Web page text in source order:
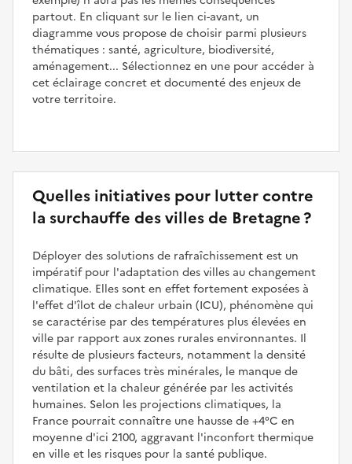
partout. En cliquant sur le lien ci-avant, un
diagramme vous propose de choisir parmi plusieurs
thématiques : santé, agriculture, biodiversité,
aménagement... Sélectionnez en une pour accéder à
cet éclairage concret et documenté des enjeux de
votre territoire.
Quelles initiatives pour lutter contre
la surchauffe des villes de Bretagne ?
Déployer des solutions de rafraîchissement est un
impératif pour l'adaptation des villes au changement
climatique. Elles sont en effet fortement exposées à
l'effet d'îlot de chaleur urbain (ICU), phénomène qui
se caractérise par des températures plus élevées en
ville par rapport aux zones rurales environnantes. Il
résulte de plusieurs facteurs, notamment la densité
du bâti, des surfaces très minérales, le manque de
ventilation et la chaleur générée par les activités
humaines. Selon les projections climatiques, la
France pourrait connaître une hausse de +4°C en
moyenne d'ici 2100, aggravant l'inconfort thermique
en ville et les risques pour la santé publique.